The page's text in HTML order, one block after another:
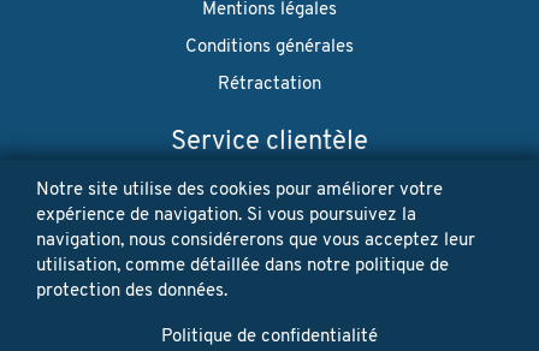
Mentions légales
Conditions générales
Rétractation
Service clientèle
Envoi
Newsletter
Restez à jour! Vos données personnelles ne seront jamais
Notre site utilise des cookies pour améliorer votre
expérience de navigation. Si vous poursuivez la
navigation, nous considérerons que vous acceptez leur
utilisation, comme détaillée dans notre politique de
protection des données.
Politique de confidentialité